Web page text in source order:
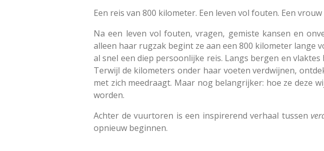
Een reis van 800 kilometer. Een leven vol fouten. Een
Na een leven vol fouten, vragen, gemiste kansen en
alleen haar rugzak begint ze aan een 800 kilometer lange
al snel een diep persoonlijke reis. Langs bergen en
Terwijl de kilometers onder haar voeten verdwijnen,
met zich meedraagt. Maar nog belangrijker: hoe ze deze
worden.
Achter de vuurtoren is een inspirerend verhaal tussen
opnieuw beginnen.